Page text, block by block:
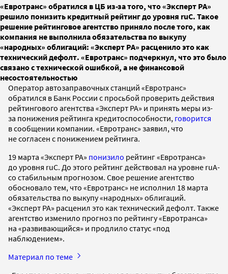
«Евротранс» обратился в ЦБ из-за того, что «Эксперт РА»
решило понизить кредитный рейтинг до уровня ruC. Такое
решение рейтинговое агентство приняло после того, как
компания не выполнила обязательства по выкупу
«народных» облигаций: «Эксперт РА» расценило это как
технический дефолт. «Евротранс» подчеркнул, что это было
связано с технической ошибкой, а не финансовой
несостоятельностью
Оператор автозаправочных станций «Евротранс»
обратился в Банк России с просьбой проверить действия
рейтингового агентства «Эксперт РА» и принять меры из-
за понижения рейтинга кредитоспособности, говорится
в сообщении компании. «Евротранс» заявил, что
не согласен с понижением рейтинга.
19 марта «Эксперт РА» понизило рейтинг «Евротранса»
до уровня ruC. До этого рейтинг действовал на уровне ruA-
со стабильным прогнозом. Свое решение агентство
обосновало тем, что «Евротранс» не исполнил 18 марта
обязательства по выкупу «народных» облигаций.
«Эксперт РА» расценил это как технический дефолт. Также
агентство изменило прогноз по рейтингу «Евротранса»
на «развивающийся» и продлило статус «под
наблюдением».
Материал по теме